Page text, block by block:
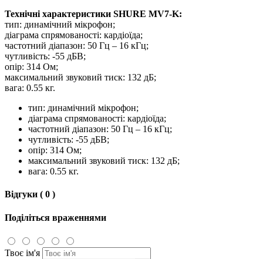
Технічні характеристики SHURE MV7-K:
тип: динамічний мікрофон;
діаграма спрямованості: кардіоїда;
частотний діапазон: 50 Гц – 16 кГц;
чутливість: -55 дБВ;
опір: 314 Ом;
максимальний звуковий тиск: 132 дБ;
вага: 0.55 кг.
тип: динамічний мікрофон;
діаграма спрямованості: кардіоїда;
частотний діапазон: 50 Гц – 16 кГц;
чутливість: -55 дБВ;
опір: 314 Ом;
максимальний звуковий тиск: 132 дБ;
вага: 0.55 кг.
Відгуки ( 0 )
Поділіться враженнями
Твоє ім'я